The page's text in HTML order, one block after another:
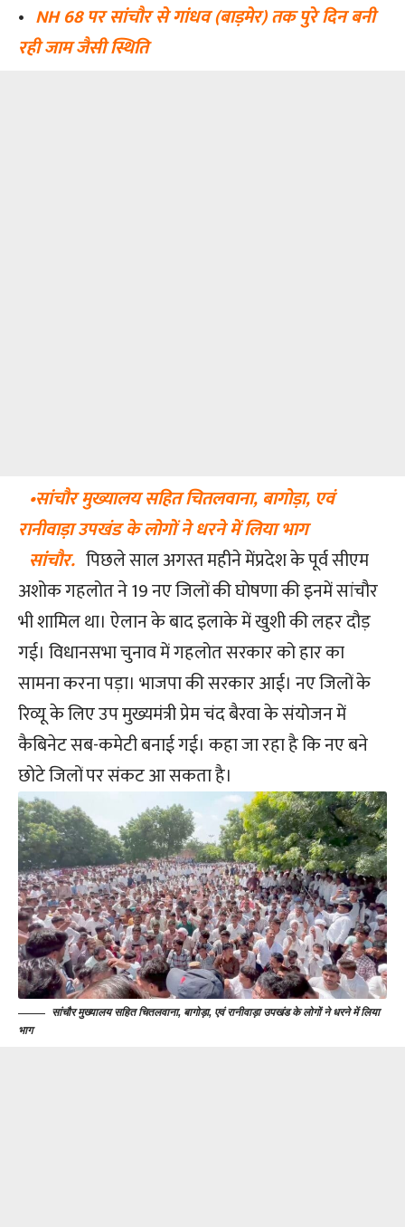
• NH 68 पर सांचौर से गांधव (बाड़मेर) तक पुरे दिन बनी
रही जाम जैसी स्थिति
•सांचौर मुख्यालय सहित चितलवाना, बागोड़ा, एवं
रानीवाड़ा उपखंड के लोगों ने धरने में लिया भाग
सांचौर. पिछले साल अगस्त महीने मेंप्रदेश के पूर्व सीएम
अशोक गहलोत ने 19 नए जिलों की घोषणा की इनमें सांचौर
भी शामिल था। ऐलान के बाद इलाके में खुशी की लहर दौड़
गई। विधानसभा चुनाव में गहलोत सरकार को हार का
सामना करना पड़ा। भाजपा की सरकार आई। नए जिलों के
रिव्यू के लिए उप मुख्यमंत्री प्रेम चंद बैरवा के संयोजन में
कैबिनेट सब-कमेटी बनाई गई। कहा जा रहा है कि नए बने
छोटे जिलों पर संकट आ सकता है।
सांचौर मुख्यालय सहित चितलवाना, बागोड़ा, एवं रानीवाड़ा उपखंड के लोगों ने धरने में लिया
भाग